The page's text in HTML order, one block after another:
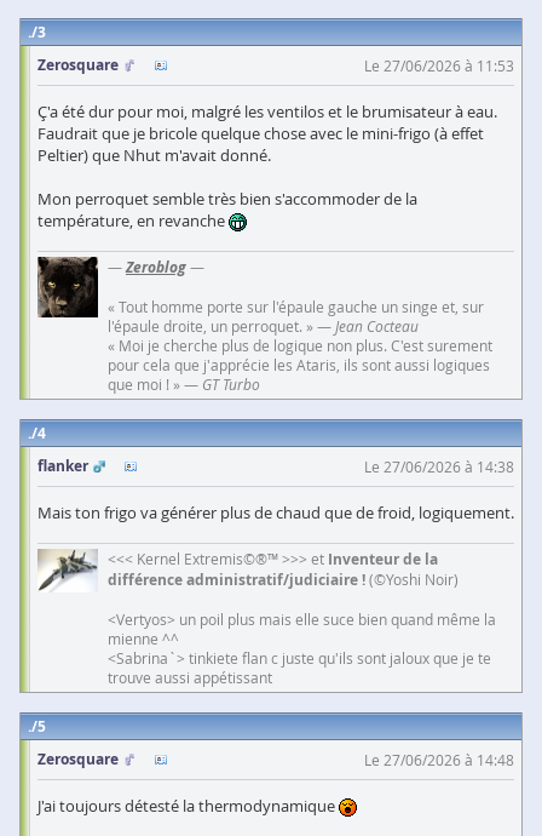
3
Zerosquare
Le 27/06/2026 à 11:53
Ç'a été dur pour moi, malgré les ventilos et le brumisateur à eau.
Faudrait que je bricole quelque chose avec le mini-frigo (à effet
Peltier) que Nhut m'avait donné.
Mon perroquet semble très bien s'accommoder de la
température, en revanche
—Zeroblog—
« Tout homme porte sur l'épaule gauche un singe et, sur
l'épaule droite, un perroquet. » — Jean Cocteau
« Moi je cherche plus de logique non plus. C'est surement
pour cela que j'apprécie les Ataris, ils sont aussi logiques
que moi ! » — GT Turbo
4
flanker
Le 27/06/2026 à 14:38
Mais ton frigo va générer plus de chaud que de froid, logiquement.
<<< Kernel Extremis©®™ >>> et Inventeur de la
différence administratif/judiciaire !(©Yoshi Noir)
<Vertyos> un poil plus mais elle suce bien quand même la
mienne ^^
<Sabrina`> tinkiete flan c juste qu'ils sont jaloux que je te
trouve aussi appétissant
5
Zerosquare
Le 27/06/2026 à 14:48
J'ai toujours détesté la thermodynamique